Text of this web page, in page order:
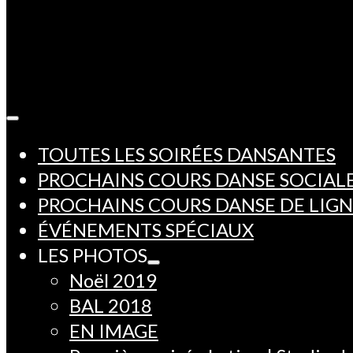
TOUTES LES SOIRÉES DANSANTES
PROCHAINS COURS DANSE
PROCHAINS COURS DANSE DE
ÉVÉNEMENTS SPÉCIAUX
LES PHOTOS
Noël 2019
BAL 2018
EN IMAGE